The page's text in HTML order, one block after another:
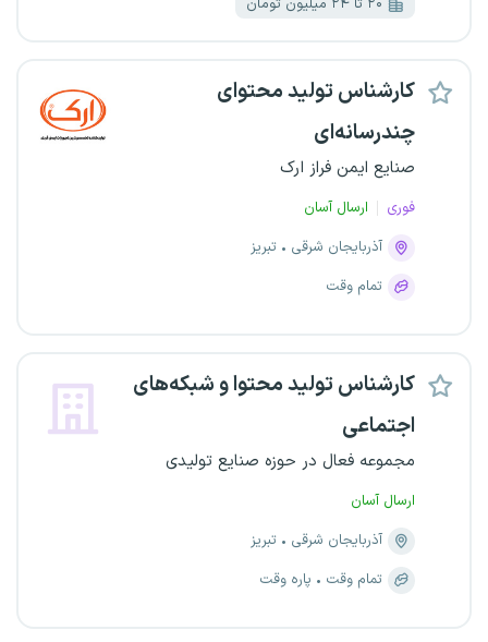
۲۰ تا ۲۴ میلیون تومان
کارشناس تولید محتوای
چندرسانه‌ای
صنایع ایمن فراز ارک
فوری
ارسال آسان
آذربایجان شرقی
تبریز
تمام وقت
کارشناس تولید محتوا و شبکه‌های
اجتماعی
مجموعه فعال در حوزه صنایع تولیدی
ارسال آسان
آذربایجان شرقی
تبریز
تمام وقت
پاره وقت